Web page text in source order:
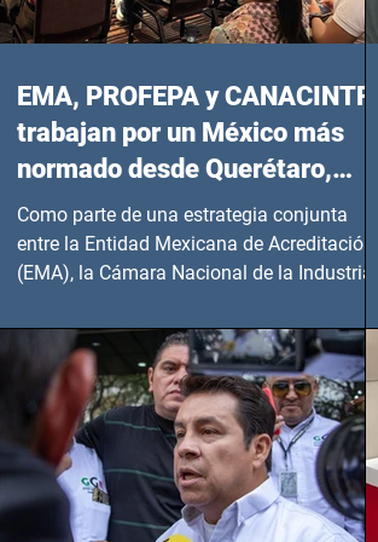
EMA, PROFEPA y CANACINTRA
trabajan por un México más
normado desde Querétaro,
Hidalgo y BCS
Como parte de una estrategia conjunta
entre la Entidad Mexicana de Acreditación
(EMA), la Cámara Nacional de la Industria